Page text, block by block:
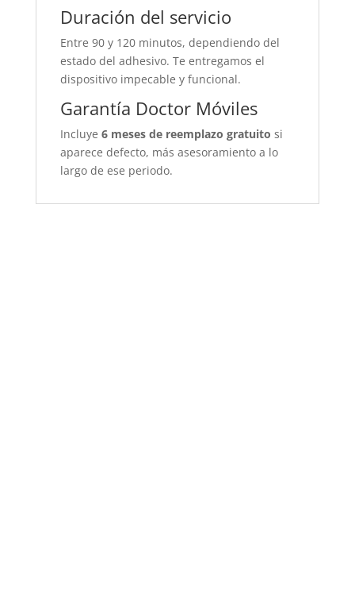
Duración del servicio
Entre 90 y 120 minutos, dependiendo del
estado del adhesivo. Te entregamos el
dispositivo impecable y funcional.
Garantía Doctor Móviles
Incluye 6 meses de reemplazo gratuito si
aparece defecto, más asesoramiento a lo
largo de ese periodo.